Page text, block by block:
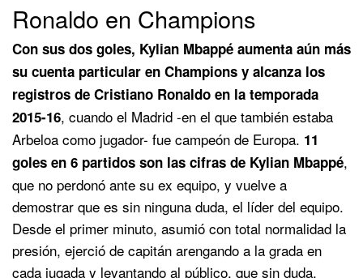
Ronaldo en Champions
Con sus dos goles, Kylian Mbappé aumenta aún más
su cuenta particular en Champions y alcanza los
registros de Cristiano Ronaldo en la temporada
2015-16, cuando el Madrid -en el que también estaba
Arbeloa como jugador- fue campeón de Europa. 11
goles en 6 partidos son las cifras de Kylian Mbappé,
que no perdonó ante su ex equipo, y vuelve a
demostrar que es sin ninguna duda, el líder del equipo.
Desde el primer minuto, asumió con total normalidad la
presión, ejerció de capitán arengando a la grada en
cada jugada y levantando al público, que sin duda,